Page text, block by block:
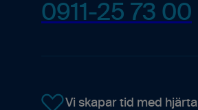
0911-25 73 00
Vi skapar tid med hjärta